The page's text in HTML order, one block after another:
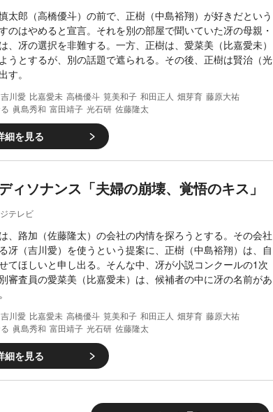
太郎（高橋優斗）の前で、正樹（中島裕翔）が好きだという
のはやめると宣言。それを別の部屋で聞いていた冴の母親・
、冴の選択を非難する。一方、正樹は、愛菜美（比嘉愛未）
うとするが、別の話題で遮られる。その後、正樹は賢治（光
す。
吉川愛 比嘉愛未 高橋優斗 筧美和子 和田正人 畑芽育 藤原大祐
眞島秀和 富田靖子 光石研 佐藤隆太
細を見る
ィソナンス「夫婦の崩壊、覚悟のキス」
テレビ
、路加（佐藤隆太）の会社の内情を探ろうとする。その会社
冴（吉川愛）を使うという提案に、正樹（中島裕翔）は、自
てほしいと申し出る。そんな中、冴が小説コンクールの1次
審査員の愛菜美（比嘉愛未）は、候補者の中に冴の名前があ
吉川愛 比嘉愛未 高橋優斗 筧美和子 和田正人 畑芽育 藤原大祐
眞島秀和 富田靖子 光石研 佐藤隆太
細を見る